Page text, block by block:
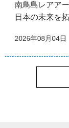
南鳥島レアア
日本の未来を拓
2026年08月04日